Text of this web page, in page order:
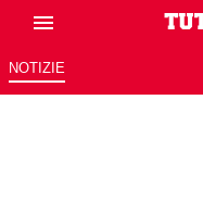
NOTIZIE